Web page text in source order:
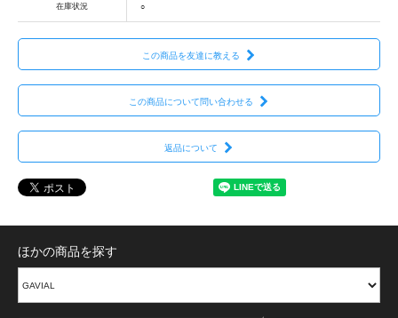
在庫状況 ○
この商品を友達に教える
この商品について問い合わせる
返品について
ほかの商品を探す